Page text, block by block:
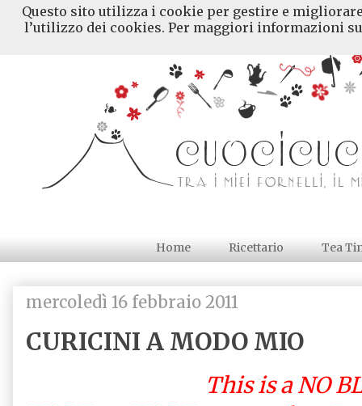
Home Ricettario Tea
mercoledì 16 febbraio 2011
CURICINI A MODO MIO
This is a NO
Questo sito utilizza i cookie per gestire e
l’utilizzo dei cookies. Per maggiori informazioni